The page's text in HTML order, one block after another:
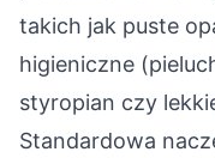
takich jak puste
higieniczne
styropian czy
Standardowa